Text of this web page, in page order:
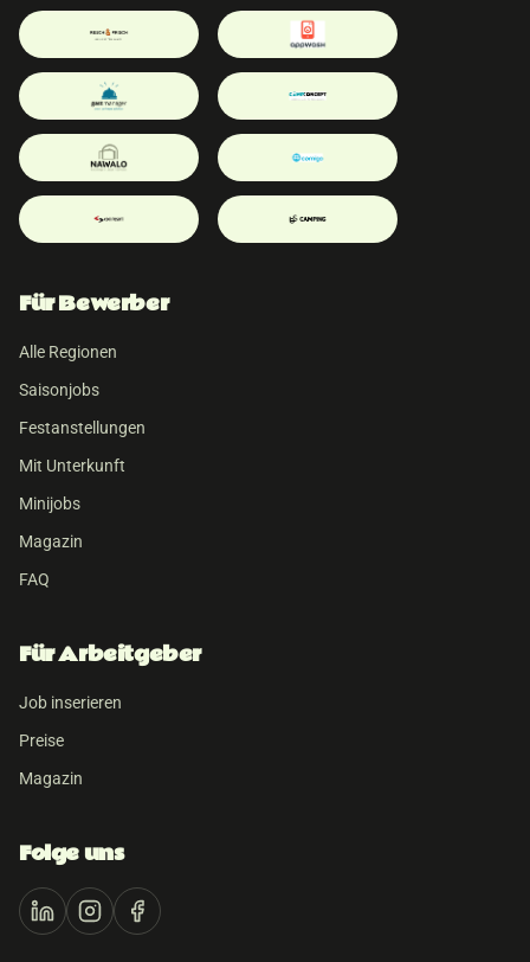
Für Bewerber
Alle Regionen
Saisonjobs
Festanstellungen
Mit Unterkunft
Minijobs
Magazin
FAQ
Für Arbeitgeber
Job inserieren
Preise
Magazin
Folge uns